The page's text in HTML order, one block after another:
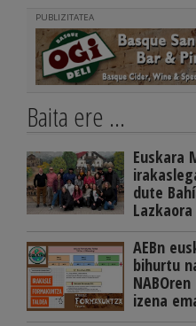
PUBLIZITATEA
Baita ere ...
Euskara
dute
AEBn
bihurtu
izena